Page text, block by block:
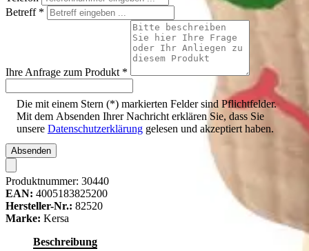
Betreff *
Ihre Anfrage zum Produkt *
Die mit einem Stern (*) markierten Felder sind Pflichtfelder.
Mit dem Absenden Ihrer Nachricht erklären Sie, dass Sie
unsere Datenschutzerklärung gelesen und akzeptiert haben.
Absenden
Produktnummer: 30440
EAN: 4005183825200
Hersteller-Nr.: 82520
Marke: Kersa
Beschreibung